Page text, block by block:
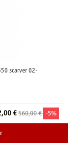
scarver 02-
€560,00 € -5%